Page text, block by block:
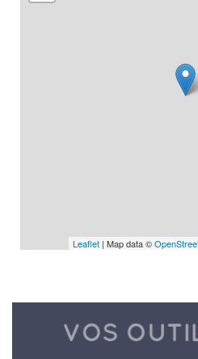
Leaflet | Map data ©